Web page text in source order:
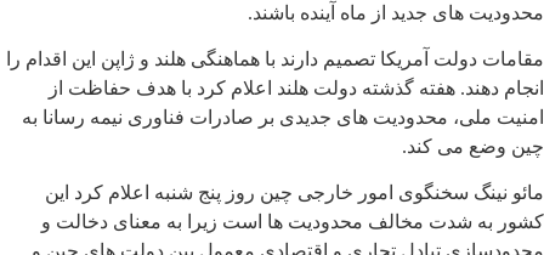
محدودیت های جدید از ماه آینده باشند.
مقامات دولت آمریکا تصمیم دارند با هماهنگی هلند و ژاپن این اقدام را
انجام دهند. هفته گذشته دولت هلند اعلام کرد با هدف حفاظت از
امنیت ملی، محدودیت های جدیدی بر صادرات فناوری نیمه رسانا به
چین وضع می کند.
مائو نینگ سخنگوی امور خارجی چین روز پنج شنبه اعلام کرد این
کشور به شدت مخالف محدودیت ها است زیرا به معنای دخالت و